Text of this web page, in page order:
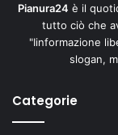
Pianura24 è il
tutto ciò che
"Iinformazione
slogan,
Categorie